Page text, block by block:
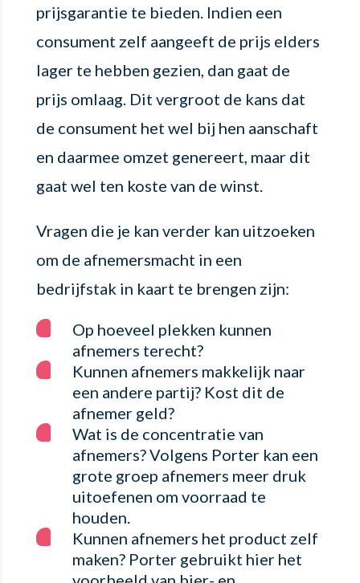
prijsgarantie te bieden. Indien een
consument zelf aangeeft de prijs elders
lager te hebben gezien, dan gaat de
prijs omlaag. Dit vergroot de kans dat
de consument het wel bij hen aanschaft
en daarmee omzet genereert, maar dit
gaat wel ten koste van de winst.
Vragen die je kan verder kan uitzoeken
om de afnemersmacht in een
bedrijfstak in kaart te brengen zijn:
Op hoeveel plekken kunnen
afnemers terecht?
Kunnen afnemers makkelijk naar
een andere partij? Kost dit de
afnemer geld?
Wat is de concentratie van
afnemers? Volgens Porter kan een
grote groep afnemers meer druk
uitoefenen om voorraad te
houden.
Kunnen afnemers het product zelf
maken? Porter gebruikt hier het